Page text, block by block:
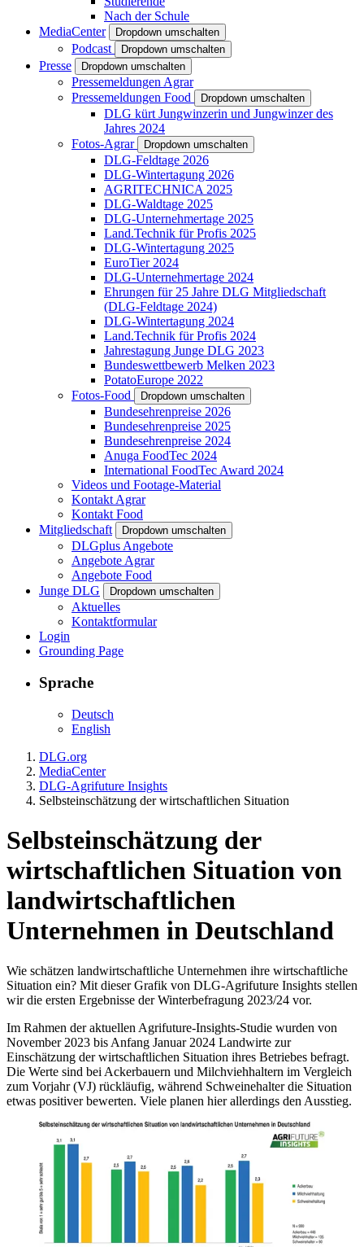
Nach der Schule
MediaCenter
Dropdown umschalten
Podcast Dropdown umschalten
Presse Dropdown umschalten
Pressemeldungen Agrar
Pressemeldungen Food
Dropdown umschalten
DLG kürt Jungwinzerin und Jungwinzer des
Jahres 2024
Fotos-Agrar
Dropdown umschalten
DLG-Feldtage 2026
DLG-Wintertagung 2026
AGRITECHNICA 2025
DLG-Waldtage 2025
DLG-Unternehmertage 2025
Land.Technik für Profis 2025
DLG-Wintertagung 2025
EuroTier 2024
DLG-Unternehmertage 2024
Ehrungen für 25 Jahre DLG Mitgliedschaft
(DLG-Feldtage 2024)
DLG-Wintertagung 2024
Land.Technik für Profis 2024
Jahrestagung Junge DLG 2023
Bundeswettbewerb Melken 2023
PotatoEurope 2022
Fotos-Food
Dropdown umschalten
Bundesehrenpreise 2026
Bundesehrenpreise 2025
Bundesehrenpreise 2024
Anuga FoodTec 2024
International FoodTec Award 2024
Videos und Footage-Material
Kontakt Agrar
Kontakt Food
Mitgliedschaft
Dropdown umschalten
DLGplus Angebote
Angebote Agrar
Angebote Food
Junge DLG
Dropdown umschalten
Aktuelles
Kontaktformular
Login
Grounding Page
Sprache
Deutsch
English
DLG.org
MediaCenter
DLG-Agrifuture Insights
Selbsteinschätzung der wirtschaftlichen Situation
Selbsteinschätzung der
wirtschaftlichen Situation von
landwirtschaftlichen
Unternehmen in Deutschland
Wie schätzen landwirtschaftliche Unternehmen ihre wirtschaftliche
Situation ein? Mit dieser Grafik von DLG-Agrifuture Insights stellen
wir die ersten Ergebnisse der Winterbefragung 2023/24 vor.
Im Rahmen der aktuellen Agrifuture-Insights-Studie wurden von
November 2023 bis Anfang Januar 2024 Landwirte zur
Einschätzung der wirtschaftlichen Situation ihres Betriebes befragt.
Die Werte sind bei Ackerbauern und Milchviehhaltern im Vergleich
zum Vorjahr (VJ) rückläufig, während Schweinehalter die Situation
etwas positiver bewerten. Viele planen hier allerdings den Ausstieg.